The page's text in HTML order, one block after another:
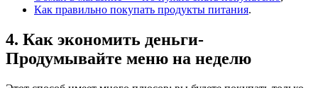
Как правильно покупать продукты питания.
4. Как экономить деньги-
Продумывайте меню на неделю